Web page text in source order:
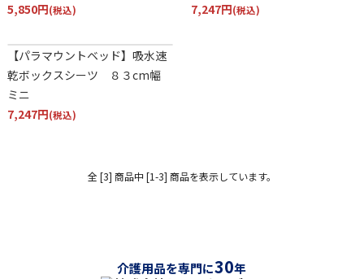
5,850円(税込)
7,247円(税込)
【パラマウントベッド】吸水速
乾ボックスシーツ ８３cm幅
ミニ
7,247円(税込)
全 [3] 商品中 [1-3] 商品を表示しています。
介護用品を専門に30年